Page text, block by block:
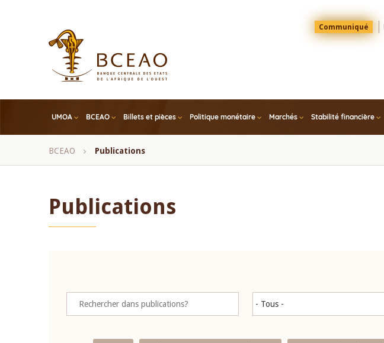
Menu
Top
Communiqué
UMOA BCEAO Billets et pièces Politique monétaire Marchés Stabilité financière
Fil
BCEAO Publications
Publications